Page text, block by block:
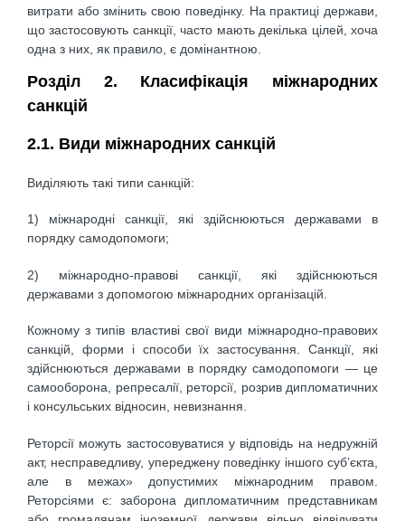
витрати або змінить свою поведінку. На практиці держави,
що застосовують санкції, часто мають декілька цілей, хоча
одна з них, як правило, є домінантною.
Розділ 2. Класифікація міжнародних
санкцій
2.1. Види міжнародних санкцій
Виділяють такі типи санкцій:
1) міжнародні санкції, які здійснюються державами в
порядку самодопомоги;
2) міжнародно-правові санкції, які здійснюються
державами з допомогою міжнародних організацій.
Кожному з типів властиві свої види міжнародно-правових
санкцій, форми і способи їх застосування. Санкції, які
здійснюються державами в порядку самодопомоги — це
самооборона, репресалії, реторсії, розрив дипломатичних
і консульських відносин, невизнання.
Реторсії можуть застосовуватися у відповідь на недружній
акт, несправедливу, упереджену поведінку іншого суб’єкта,
але в межах» допустимих міжнародним правом.
Реторсіями є: заборона дипломатичним представникам